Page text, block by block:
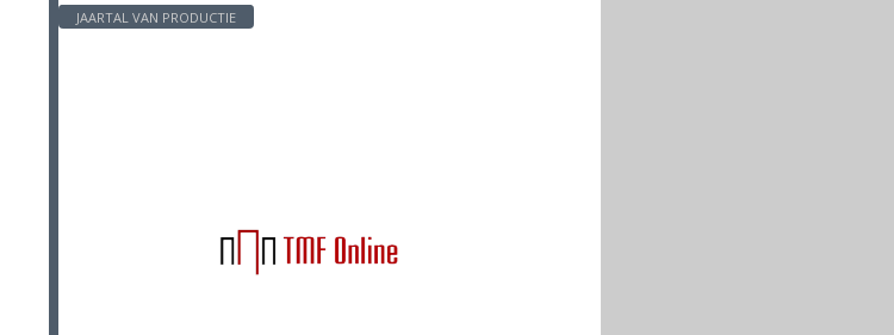
JAARTAL VAN PRODUCTIE